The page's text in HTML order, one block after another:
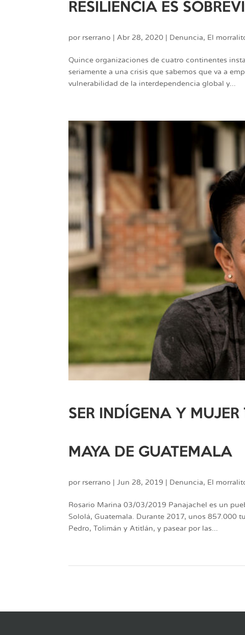
RESILIENCIA ES
por rserrano |Abr 28, 2020 Denuncia, El
Quince organizaciones de cuatro continentes
seriamente a una crisis que sabemos que va a
vulnerabilidad de la interdependencia global y...
SER INDÍGENA Y
MAYA DE GUATEMALA
por rserrano |Jun 28, 2019 Denuncia, El
Rosario Marina 03/03/2019 Panajachel es un
Sololá, Guatemala. Durante 2017, unos 857.000
Pedro, Tolimán y Atitlán, y pasear por las...